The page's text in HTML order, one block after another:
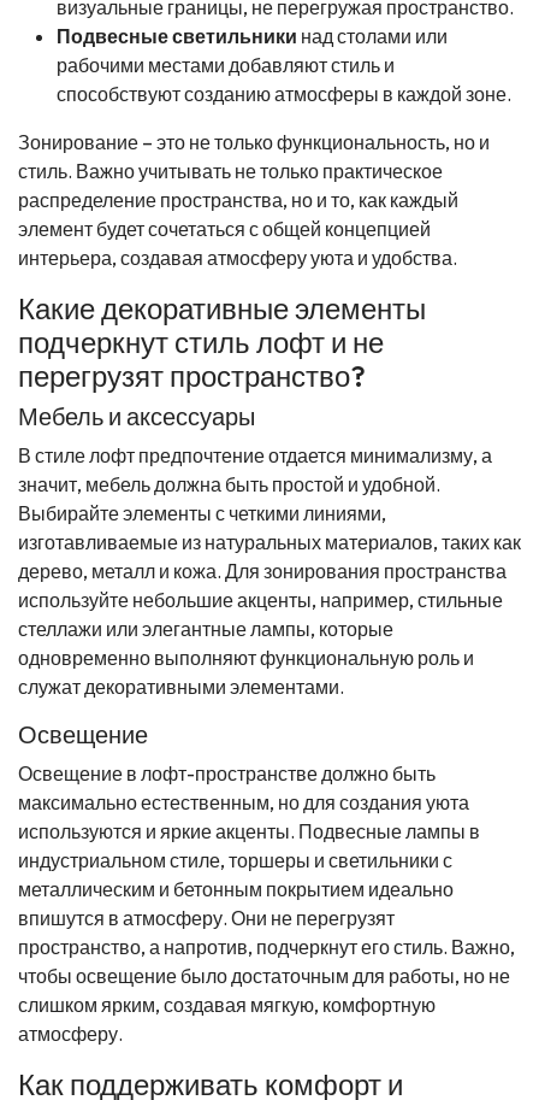
визуальные границы, не перегружая пространство.
Подвесные светильники над столами или
рабочими местами добавляют стиль и
способствуют созданию атмосферы в каждой зоне.
Зонирование – это не только функциональность, но и
стиль. Важно учитывать не только практическое
распределение пространства, но и то, как каждый
элемент будет сочетаться с общей концепцией
интерьера, создавая атмосферу уюта и удобства.
Какие декоративные элементы
подчеркнут стиль лофт и не
перегрузят пространство?
Мебель и аксессуары
В стиле лофт предпочтение отдается минимализму, а
значит, мебель должна быть простой и удобной.
Выбирайте элементы с четкими линиями,
изготавливаемые из натуральных материалов, таких как
дерево, металл и кожа. Для зонирования пространства
используйте небольшие акценты, например, стильные
стеллажи или элегантные лампы, которые
одновременно выполняют функциональную роль и
служат декоративными элементами.
Освещение
Освещение в лофт-пространстве должно быть
максимально естественным, но для создания уюта
используются и яркие акценты. Подвесные лампы в
индустриальном стиле, торшеры и светильники с
металлическим и бетонным покрытием идеально
впишутся в атмосферу. Они не перегрузят
пространство, а напротив, подчеркнут его стиль. Важно,
чтобы освещение было достаточным для работы, но не
слишком ярким, создавая мягкую, комфортную
атмосферу.
Как поддерживать комфорт и